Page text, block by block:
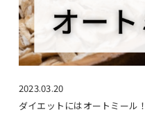
2023.03.20
ダイエットにはオートミール！